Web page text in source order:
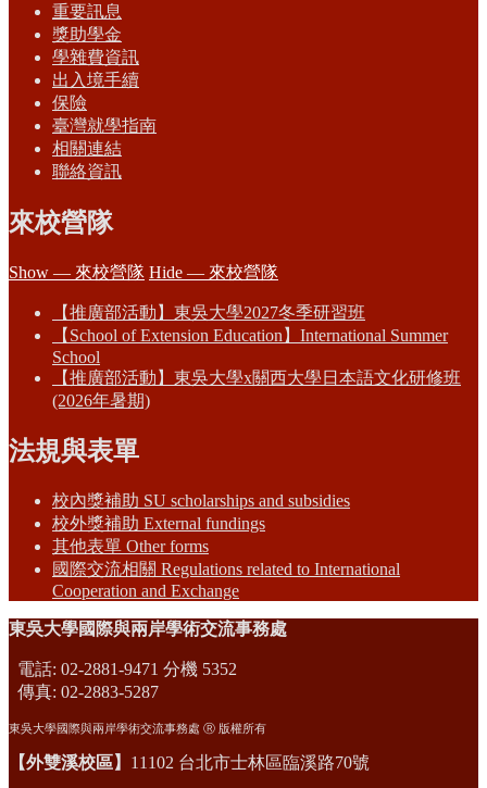
重要訊息
獎助學金
學雜費資訊
出入境手續
保險
臺灣就學指南
相關連結
聯絡資訊
來校營隊
Show — 來校營隊 Hide — 來校營隊
【推廣部活動】東吳大學2027冬季研習班
【School of Extension Education】International Summer
School
【推廣部活動】東吳大學x關西大學日本語文化研修班
(2026年暑期)
法規與表單
校內獎補助 SU scholarships and subsidies
校外獎補助 External fundings
其他表單 Other forms
國際交流相關 Regulations related to International
Cooperation and Exchange
東吳大學國際與兩岸學術交流事務處
電話: 02-2881-9471 分機 5352
傳真: 02-2883-5287
東吳大學國際與兩岸學術交流事務處 Ⓡ 版權所有
【外雙溪校區】 11102 台北市士林區臨溪路70號